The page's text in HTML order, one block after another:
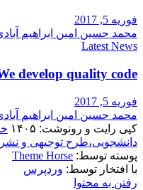
فوریه 5, 2017
محمد حسین امین ابراهیم
Latest News
develop quality code
فوریه 5, 2017
محمد حسین امین ابراهیم
کپی رایت و رونوشت: ۱۴۰۵
دانشجویی،طرح توجیهی و
پوسته توسط: Theme Horse
با افتخار توسط: وردپرس
رفتن به محتوا